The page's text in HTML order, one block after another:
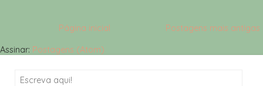
Postagens mais antigas
Página inicial
Assinar: Postagens (Atom)
Search